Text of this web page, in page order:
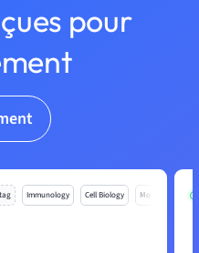
pour
Immunology Cell Biology Mo